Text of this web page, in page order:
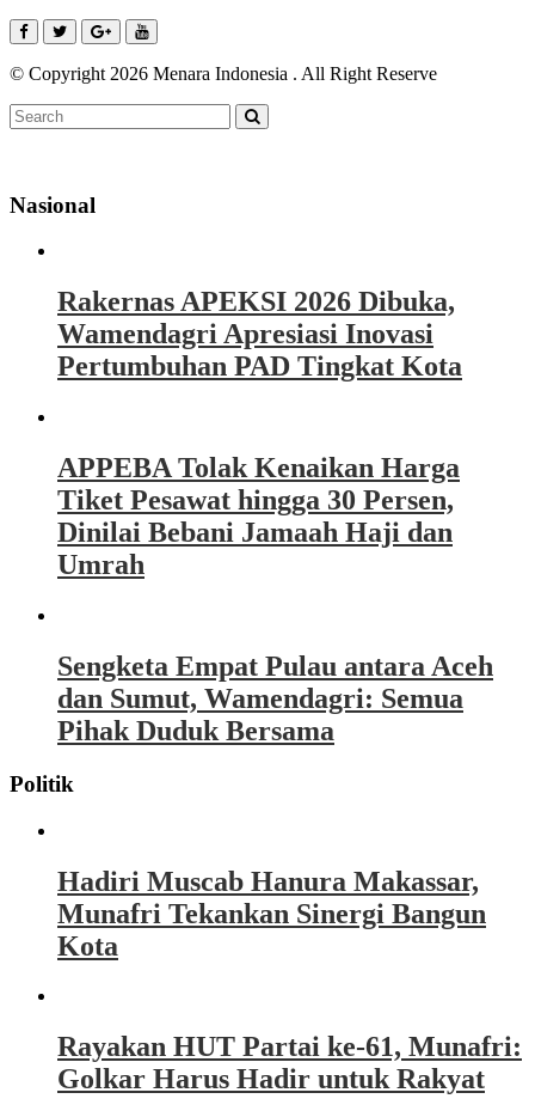
© Copyright 2026 Menara Indonesia . All Right Reserve
Nasional
Rakernas APEKSI 2026 Dibuka,
Wamendagri Apresiasi Inovasi
Pertumbuhan PAD Tingkat Kota
APPEBA Tolak Kenaikan Harga
Tiket Pesawat hingga 30 Persen,
Dinilai Bebani Jamaah Haji dan
Umrah
Sengketa Empat Pulau antara Aceh
dan Sumut, Wamendagri: Semua
Pihak Duduk Bersama
Politik
Hadiri Muscab Hanura Makassar,
Munafri Tekankan Sinergi Bangun
Kota
Rayakan HUT Partai ke-61, Munafri:
Golkar Harus Hadir untuk Rakyat